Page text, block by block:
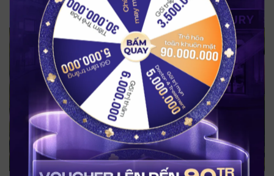
lành nhanh và chống oxy hóa rất tốt.
BẤM QUAY